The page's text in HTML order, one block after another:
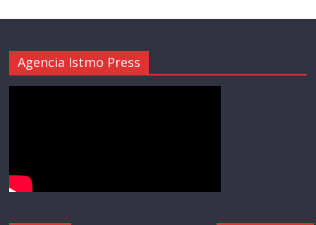
Agencia Istmo Press